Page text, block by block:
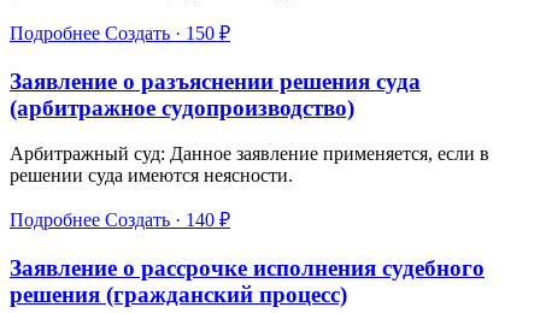
Подробнее Создать · 150 ₽
Заявление о разъяснении решения суда
(арбитражное судопроизводство)
Арбитражный суд: Данное заявление применяется, если в
решении суда имеются неясности.
Подробнее Создать · 140 ₽
Заявление о рассрочке исполнения судебного
решения (гражданский процесс)